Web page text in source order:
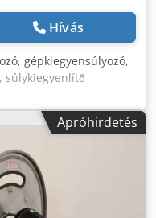
Hívás
gépkiegyensúlyozó,
súlykiegyenlítő
kiegyensúlyozó rugós
2x
-Méret:
Apróhirdetés